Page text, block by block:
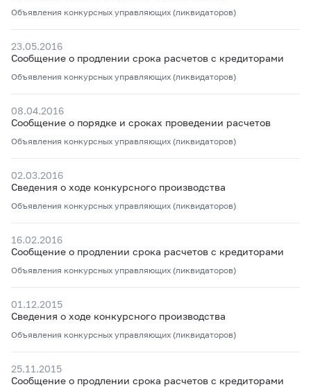
Объявления конкурсных управляющих (ликвидаторов)
23.05.2016
Сообщение о продлении срока расчетов с кредиторами
Объявления конкурсных управляющих (ликвидаторов)
08.04.2016
Сообщение о порядке и сроках проведении расчетов
Объявления конкурсных управляющих (ликвидаторов)
02.03.2016
Сведения о ходе конкурсного производства
Объявления конкурсных управляющих (ликвидаторов)
16.02.2016
Сообщение о продлении срока расчетов с кредиторами
Объявления конкурсных управляющих (ликвидаторов)
01.12.2015
Сведения о ходе конкурсного производства
Объявления конкурсных управляющих (ликвидаторов)
25.11.2015
Сообщение о продлении срока расчетов с кредиторами